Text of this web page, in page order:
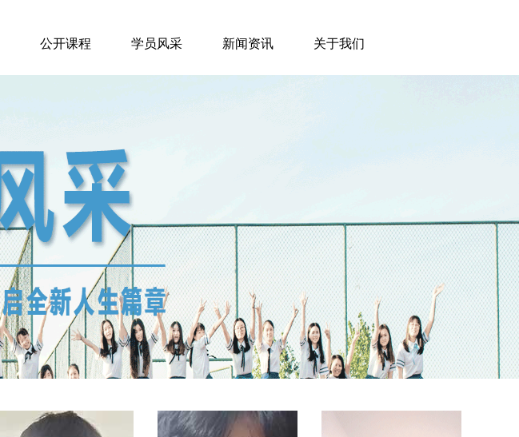
公开课程 学员风采 新闻资讯 关于我们